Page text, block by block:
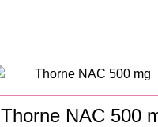
Thorne NAC 500